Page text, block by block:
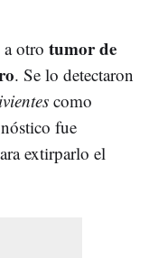
otro tumor de
. Se lo detectaron
como
fue
extirparlo el